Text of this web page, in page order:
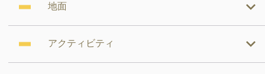
地面
アクティビティ